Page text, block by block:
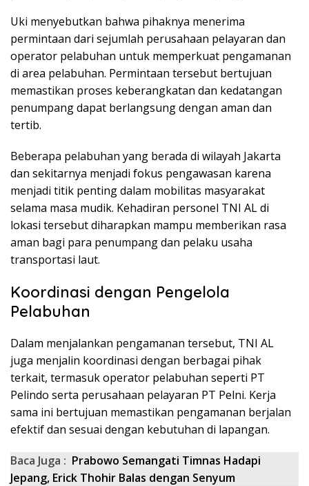
Uki menyebutkan bahwa pihaknya menerima
permintaan dari sejumlah perusahaan pelayaran dan
operator pelabuhan untuk memperkuat pengamanan
di area pelabuhan. Permintaan tersebut bertujuan
memastikan proses keberangkatan dan kedatangan
penumpang dapat berlangsung dengan aman dan
tertib.
Beberapa pelabuhan yang berada di wilayah Jakarta
dan sekitarnya menjadi fokus pengawasan karena
menjadi titik penting dalam mobilitas masyarakat
selama masa mudik. Kehadiran personel TNI AL di
lokasi tersebut diharapkan mampu memberikan rasa
aman bagi para penumpang dan pelaku usaha
transportasi laut.
Koordinasi dengan Pengelola
Pelabuhan
Dalam menjalankan pengamanan tersebut, TNI AL
juga menjalin koordinasi dengan berbagai pihak
terkait, termasuk operator pelabuhan seperti PT
Pelindo serta perusahaan pelayaran PT Pelni. Kerja
sama ini bertujuan memastikan pengamanan berjalan
efektif dan sesuai dengan kebutuhan di lapangan.
Baca Juga : Prabowo Semangati Timnas Hadapi
Jepang, Erick Thohir Balas dengan Senyum